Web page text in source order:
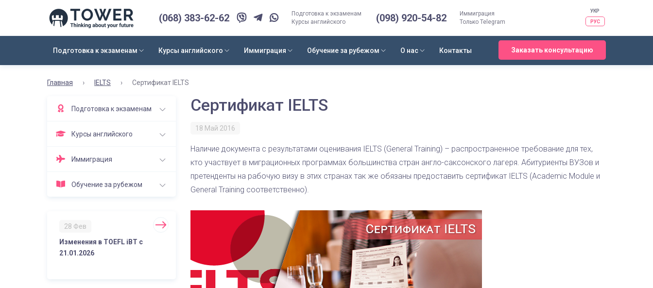
(068) 383-62-62
Подготовка к экзаменам
Курсы английского
(098) 920-54-82
Иммиграция
Только Telegram
УКР
РУС
Подготовка к экзаменам Курсы английского Иммиграция Обучение за рубежом О нас Контакты Заказать консультацию
Главная › IELTS › Сертификат IELTS
Подготовка к экзаменам
Курсы английского
Иммиграция
Обучение за рубежом
28 Фев
Изменения в TOEFL iBT с
21.01.2026
Сертификат IELTS
18 Май 2016
Наличие документа с результатами оценивания IELTS (General Training) – распространенное требование для тех,
кто участвует в миграционных программах большинства стран англо-саксонского лагеря. Абитуриенты ВУЗов и
претенденты на рабочую визу в этих странах так же обязаны предоставить сертификат IELTS (Academic Module и
General Training соответственно).